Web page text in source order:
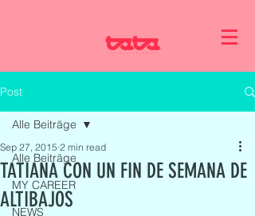
Post
Alle Beiträge
MY CAREER
NEWS
Alle Beiträge
TATIANA CON UN FIN DE SEMANA DE
ALTIBAJOS
Sep 27, 2015 2 min read